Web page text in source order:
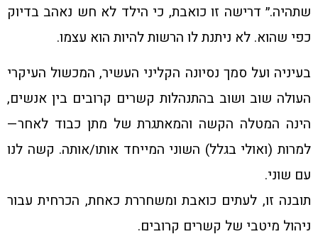
שתהיה.״ דרישה זו כואבת, כי הילד לא חש נאהב בדיוק
כפי שהוא. לא ניתנת לו הרשות להיות הוא עצמו.
בעיניה ועל סמך נסיונה הקליני העשיר, המכשול העיקרי
העולה שוב ושוב בהתנהלות קשרים קרובים בין אנשים,
הינה המטלה הקשה והמאתגרת של מתן כבוד לאחר—
למרות (ואולי בגלל) השוני המייחד אותו/אותה. קשה לנו
עם שוני.
תובנה זו, לעתים כואבת ומשחררת כאחת, הכרחית עבור
ניהול מיטבי של קשרים קרובים.